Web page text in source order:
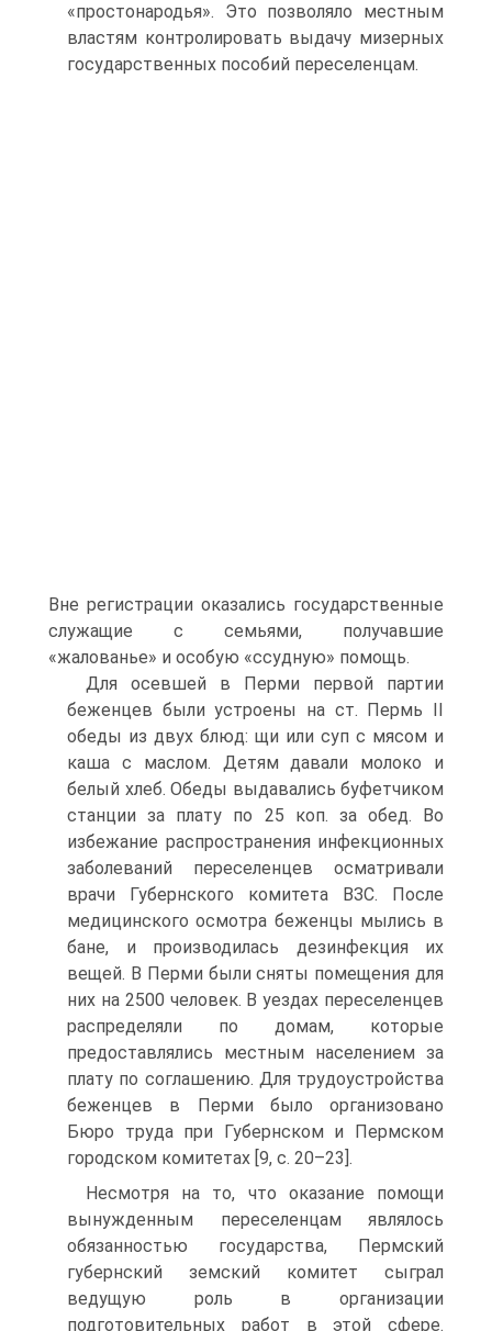
«простонародья». Это позволяло местным
властям контролировать выдачу мизерных
государственных пособий переселенцам.
Вне регистрации оказались государственные
служащие с семьями, получавшие
«жалованье» и особую «ссудную» помощь.
Для осевшей в Перми первой партии
беженцев были устроены на ст. Пермь II
обеды из двух блюд: щи или суп с мясом и
каша с маслом. Детям давали молоко и
белый хлеб. Обеды выдавались буфетчиком
станции за плату по 25 коп. за обед. Во
избежание распространения инфекционных
заболеваний переселенцев осматривали
врачи Губернского комитета ВЗС. После
медицинского осмотра беженцы мылись в
бане, и производилась дезинфекция их
вещей. В Перми были сняты помещения для
них на 2500 человек. В уездах переселенцев
распределяли по домам, которые
предоставлялись местным населением за
плату по соглашению. Для трудоустройства
беженцев в Перми было организовано
Бюро труда при Губернском и Пермском
городском комитетах [9, c. 20–23].
Несмотря на то, что оказание помощи
вынужденным переселенцам являлось
обязанностью государства, Пермский
губернский земский комитет сыграл
ведущую роль в организации
подготовительных работ в этой сфере.